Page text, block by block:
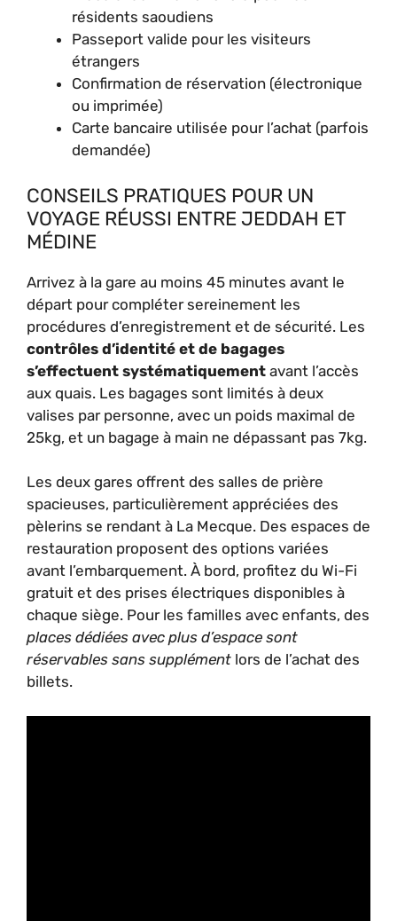
résidents saoudiens
Passeport valide pour les visiteurs
étrangers
Confirmation de réservation (électronique
ou imprimée)
Carte bancaire utilisée pour l’achat (parfois
demandée)
CONSEILS PRATIQUES POUR UN
VOYAGE RÉUSSI ENTRE JEDDAH ET
MÉDINE
Arrivez à la gare au moins 45 minutes avant le
départ pour compléter sereinement les
procédures d’enregistrement et de sécurité. Les
contrôles d’identité et de bagages
s’effectuent systématiquement avant l’accès
aux quais. Les bagages sont limités à deux
valises par personne, avec un poids maximal de
25kg, et un bagage à main ne dépassant pas 7kg.
Les deux gares offrent des salles de prière
spacieuses, particulièrement appréciées des
pèlerins se rendant à La Mecque. Des espaces de
restauration proposent des options variées
avant l’embarquement. À bord, profitez du Wi-Fi
gratuit et des prises électriques disponibles à
chaque siège. Pour les familles avec enfants, des
places dédiées avec plus d’espace sont
réservables sans supplément lors de l’achat des
billets.